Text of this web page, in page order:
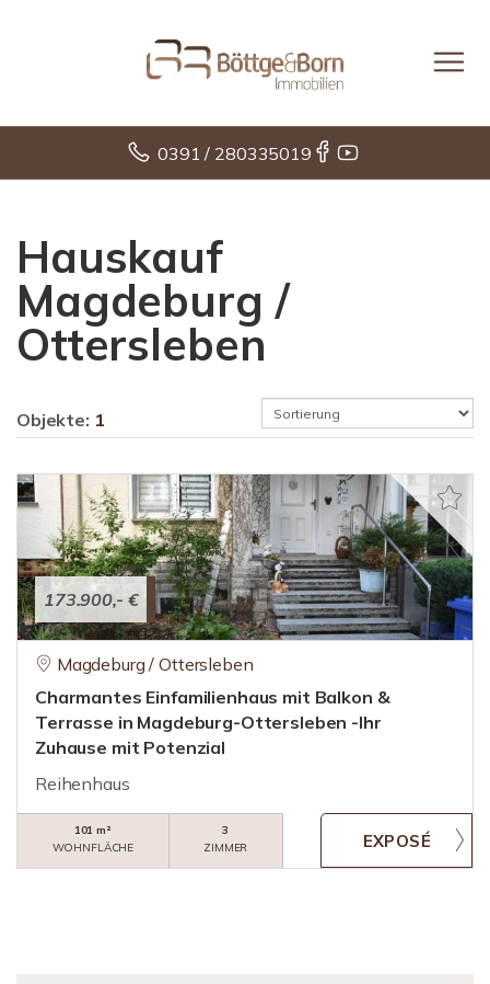
0391 / 280335019
Hauskauf
Magdeburg /
Ottersleben
Objekte: 1
173.900,- €
Magdeburg / Ottersleben
Charmantes Einfamilienhaus mit Balkon &
Terrasse in Magdeburg-Ottersleben -Ihr
Zuhause mit Potenzial
Reihenhaus
101 m²
WOHNFLÄCHE
3
ZIMMER